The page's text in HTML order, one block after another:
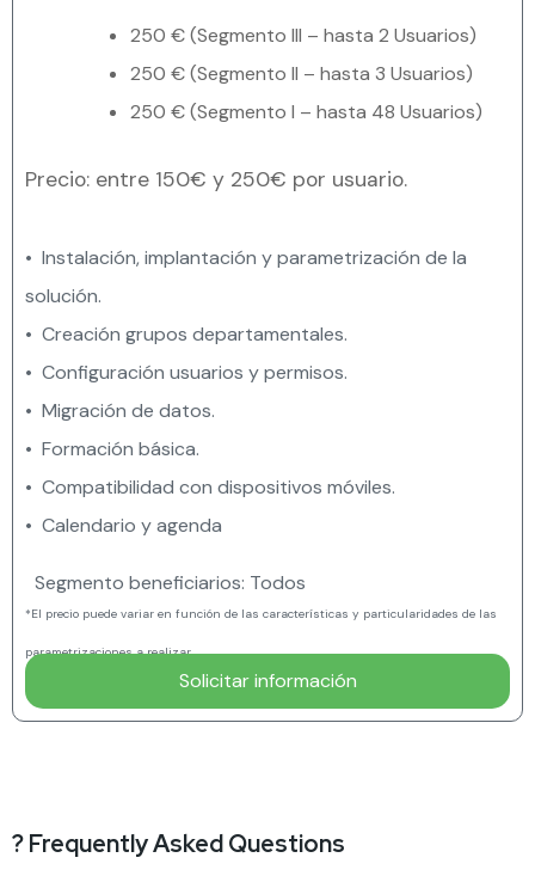
250 € (Segmento III – hasta 2 Usuarios)
250 € (Segmento II – hasta 3 Usuarios)
250 € (Segmento I – hasta 48 Usuarios)
Precio: entre 150€ y 250€ por usuario.
• Instalación, implantación y parametrización de la
solución.
• Creación grupos departamentales.
• Configuración usuarios y permisos.
• Migración de datos.
• Formación básica.
• Compatibilidad con dispositivos móviles.
• Calendario y agenda
Segmento beneficiarios: Todos
*El precio puede variar en función de las características y particularidades de las
parametrizaciones a realizar.
Solicitar información
? Frequently Asked Questions